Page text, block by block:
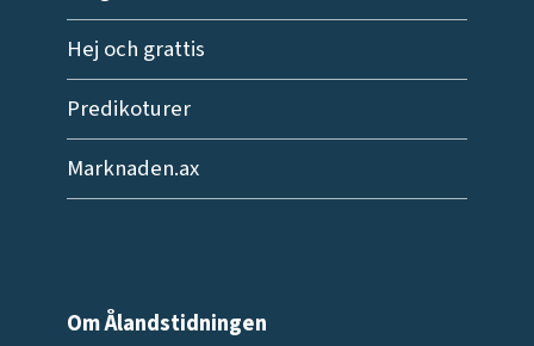
Hej och grattis
Predikoturer
Marknaden.ax
Om Ålandstidningen